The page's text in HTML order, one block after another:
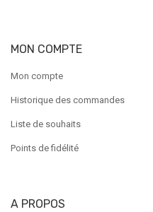
MON COMPTE
Mon compte
Historique des commandes
Liste de souhaits
Points de fidélité
A PROPOS